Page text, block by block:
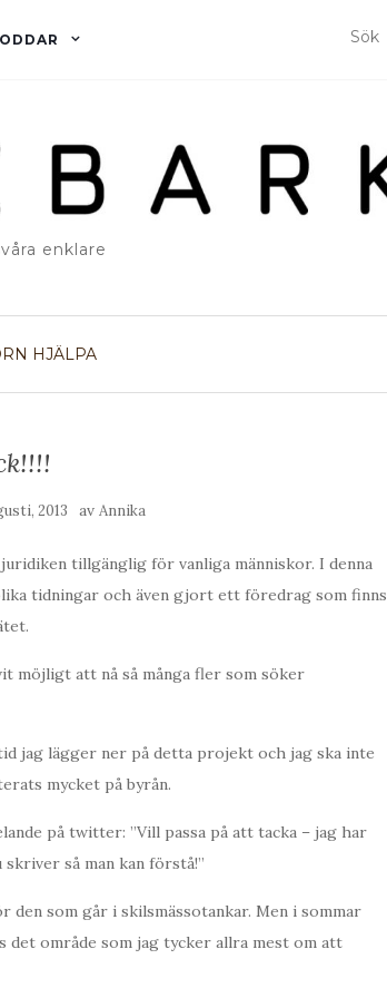
enklare
HJÄLPA
2013 av Annika
tillgänglig för vanliga människor. I denna
tidningar och även gjort ett föredrag som finns
möjligt att nå så många fler som söker
jag lägger ner på detta projekt och jag ska inte
mycket på byrån.
på twitter: ”Vill passa på att tacka – jag har
så man kan förstå!”
den som går i skilsmässotankar. Men i sommar
det område som jag tycker allra mest om att